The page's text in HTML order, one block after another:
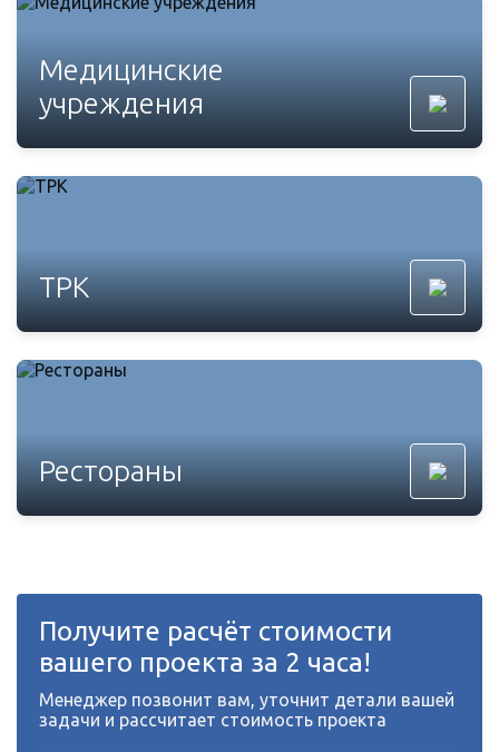
Медицинские
учреждения
ТРК
Рестораны
Получите расчёт стоимости
вашего проекта за 2 часа!
Менеджер позвонит вам, уточнит детали вашей
задачи и рассчитает стоимость проекта